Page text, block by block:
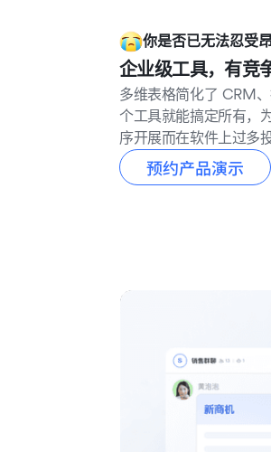
你是否已无法忍受
企业级工具，有竞
多维表格简化了 CRM
个工具就能搞定所有，
序开展而在软件上过多投
预约产品演示